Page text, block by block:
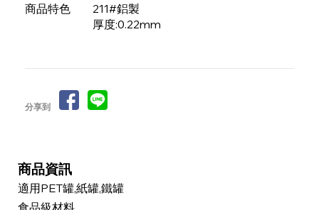
商品特色
211#鋁製
厚度:0.22mm
分享到
商品資訊
適用PET罐,紙罐,鐵罐
食品級材料